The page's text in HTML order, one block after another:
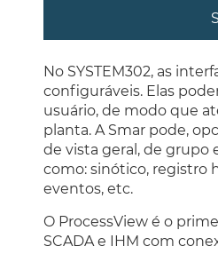
No SYSTEM302, as
configuráveis. Elas
usuário, de modo que
planta. A Smar pode,
de vista geral, de grupo
como: sinótico, registro
eventos, etc.
O ProcessView é o
SCADA e IHM com